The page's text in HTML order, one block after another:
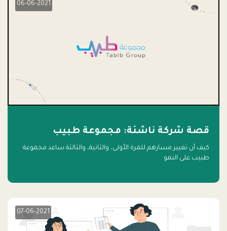
06-06-2021
قصة شركة ناشئة: مجموعة طبيب
كيف أن تغيير مسارهم للمرة الأولى، والثانية، والثالثة ساعد مجموعة
طبيب على النمو
07-06-2021